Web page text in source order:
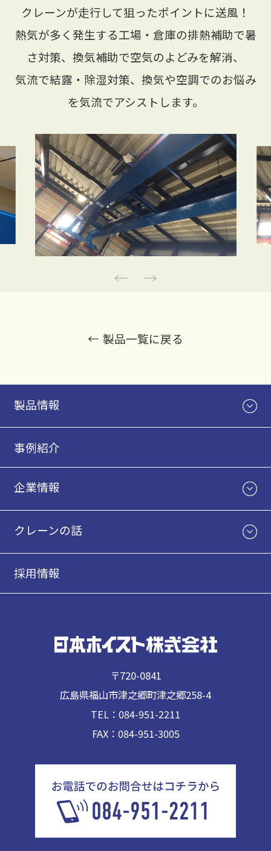
クレーンが走行して狙ったポイントに送風！
熱気が多く発生する工場・倉庫の排熱補助で暑
さ対策、換気補助で空気のよどみを解消、
気流で結露・除湿対策、換気や空調でのお悩み
を気流でアシストします。
Previous
製品一覧に戻る
製品情報
事例紹介
企業情報
クレーンの話
採用情報
〒720-0841
広島県福山市津之郷町津之郷258-4
TEL：084-951-2211
FAX：084-951-3005